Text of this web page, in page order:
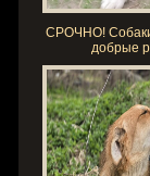
СРОЧНО!
добрые